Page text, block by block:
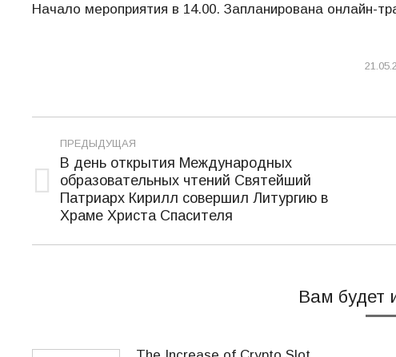
Начало мероприятия в 14.00. Запланирована онлайн-
Навигация
по
записям
ПРЕДЫДУЩАЯ
Предыдущая
запись:
В день открытия Международных
образовательных чтений Святейший
Патриарх Кирилл совершил Литургию в
Храме Христа Спасителя
Вам будет